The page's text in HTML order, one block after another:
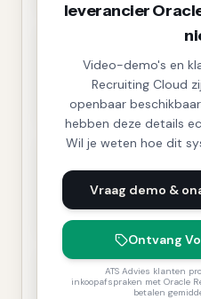
leverancier
Video-demo's en
Recruiting Cloud
openbaar
hebben deze details
Wil je weten hoe dit
Vraag demo &
Ontvang
ATS Advies klanten
inkoopafspraken met Oracle
betalen